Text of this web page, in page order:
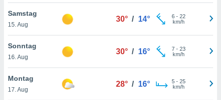
der
Sie
In
werden
Samstag
15. Aug
30° / 14° 6- 22
km/h
Sonntag
16. Aug
30° / 16° 7- 23
km/h
Montag
17. Aug
28° / 16° 5- 25
km/h